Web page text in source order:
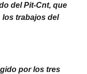
del Pit-Cnt, que
los trabajos del
por los tres